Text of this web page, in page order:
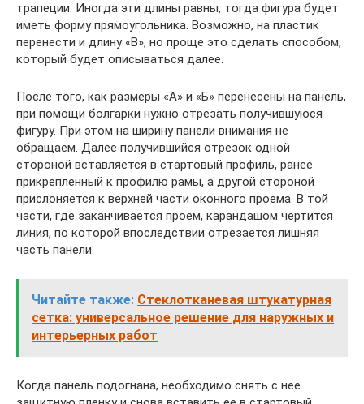
трапеции. Иногда эти длины равны, тогда фигура будет
иметь форму прямоугольника. Возможно, на пластик
перенести и длину «В», но проще это сделать способом,
который будет описываться далее.
После того, как размеры «А» и «Б» перенесены на панель,
при помощи болгарки нужно отрезать получившуюся
фигуру. При этом на ширину панели внимания не
обращаем. Далее получившийся отрезок одной
стороной вставляется в стартовый профиль, ранее
прикрепленный к профилю рамы, а другой стороной
прислоняется к верхней части оконного проема. В той
части, где заканчивается проем, карандашом чертится
линия, по которой впоследствии отрезается лишняя
часть панели.
Читайте также: Стеклотканевая штукатурная
сетка: универсальное решение для наружных и
интерьерных работ
Когда панель подогнана, необходимо снять с нее